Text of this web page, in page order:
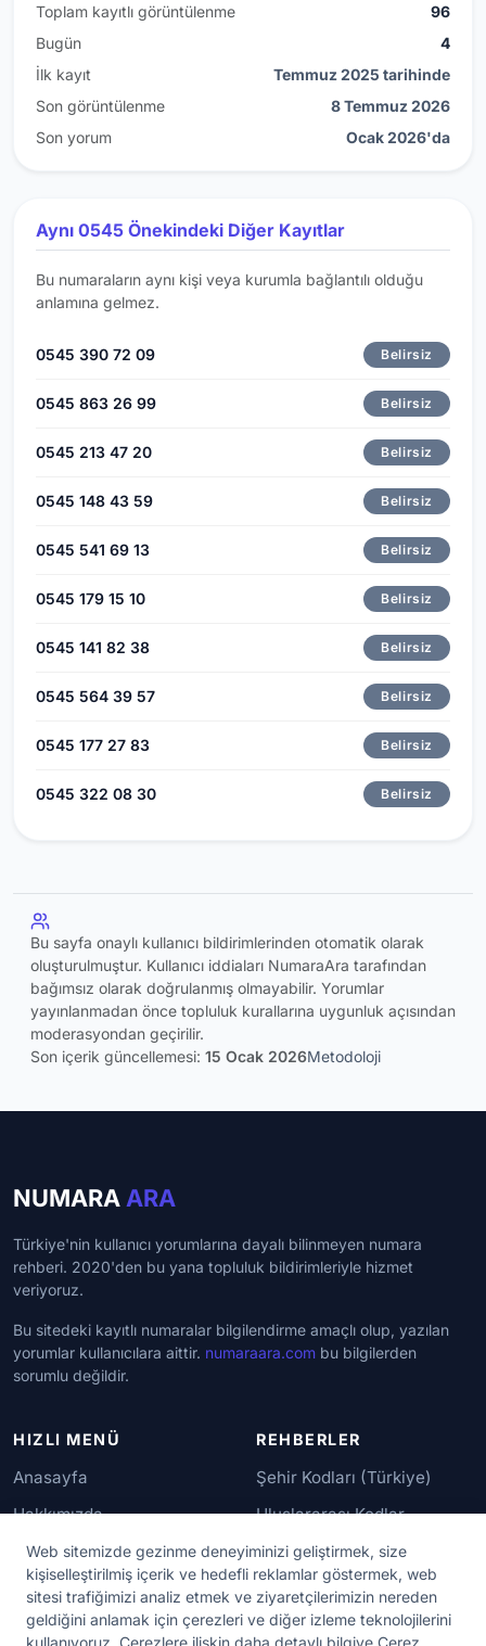
Web sitemizde gezinme deneyiminizi geliştirmek, size
kişiselleştirilmiş içerik ve hedefli reklamlar göstermek, web
sitesi trafiğimizi analiz etmek ve ziyaretçilerimizin nereden
geldiğini anlamak için çerezleri ve diğer izleme teknolojilerini
kullanıyoruz. Çerezlere ilişkin daha detaylı bilgiye Çerez
Toplam kayıtlı görüntülenme
96
Bugün
4
İlk kayıt
Temmuz 2025 tarihinde
Son görüntülenme
8 Temmuz 2026
Son yorum
Ocak 2026'da
Aynı 0545 Önekindeki Diğer Kayıtlar
Bu numaraların aynı kişi veya kurumla bağlantılı olduğu
anlamına gelmez.
0545 390 72 09 Belirsiz
0545 863 26 99 Belirsiz
0545 213 47 20 Belirsiz
0545 148 43 59 Belirsiz
0545 541 69 13 Belirsiz
0545 179 15 10 Belirsiz
0545 141 82 38 Belirsiz
0545 564 39 57 Belirsiz
0545 177 27 83 Belirsiz
0545 322 08 30 Belirsiz
Bu sayfa onaylı kullanıcı bildirimlerinden otomatik olarak
oluşturulmuştur. Kullanıcı iddiaları NumaraAra tarafından
bağımsız olarak doğrulanmış olmayabilir. Yorumlar
yayınlanmadan önce topluluk kurallarına uygunluk açısından
moderasyondan geçirilir.
Son içerik güncellemesi: 15 Ocak 2026Metodoloji
NUMARA ARA
Türkiye'nin kullanıcı yorumlarına dayalı bilinmeyen numara
rehberi. 2020'den bu yana topluluk bildirimleriyle hizmet
veriyoruz.
Bu sitedeki kayıtlı numaralar bilgilendirme amaçlı olup, yazılan
yorumlar kullanıcılara aittir. numaraara.com bu bilgilerden
sorumlu değildir.
HIZLI MENÜ
Anasayfa
Hakkımızda
İletişim
REHBERLER
Şehir Kodları (Türkiye)
Uluslararası Kodlar
Güvenilir Numaralar
YASAL KORUMA